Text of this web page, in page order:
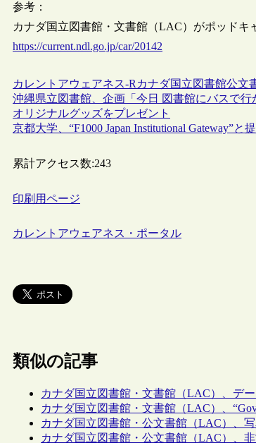
参考：
カナダ国立図書館・文書館（LAC）がポッドキ
https://current.ndl.go.jp/car/20142
カレントアウェアネス-R カナダ国立図書館公文
沖縄県立図書館、企画「今日 図書館にバスで
オリジナルグッズをプレゼント
京都大学、“F1000 Japan Institutional Gateway”と
累計アクセス数:243
印刷用ページ
カレントアウェアネス・ポータル
類似の記事
カナダ国立図書館・文書館（LAC）、デー
カナダ国立図書館・文書館（LAC）、
カナダ国立図書館・公文書館（LAC）、
カナダ国立図書館・公文書館（LAC）、